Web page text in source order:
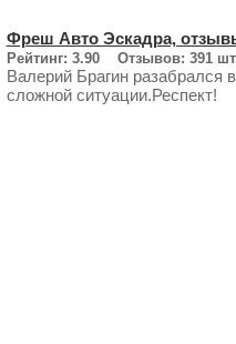
Фреш Авто Эскадра,
Рейтинг: 3.90 Отзывов: 391
Валерий Брагин разабрался в
сложной ситуации.Респект!